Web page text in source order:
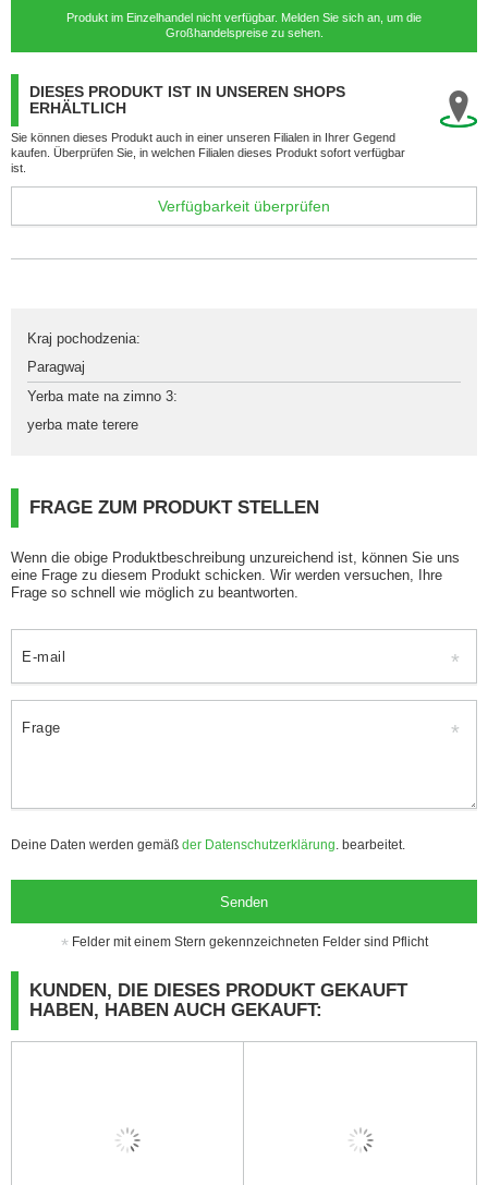
Produkt im Einzelhandel nicht verfügbar. Melden Sie sich an, um die
Großhandelspreise zu sehen.
DIESES PRODUKT IST IN UNSEREN SHOPS
ERHÄLTLICH
Sie können dieses Produkt auch in einer unseren Filialen in Ihrer Gegend
kaufen. Überprüfen Sie, in welchen Filialen dieses Produkt sofort verfügbar
ist.
Verfügbarkeit überprüfen
Kraj pochodzenia:
Paragwaj
Yerba mate na zimno 3:
yerba mate terere
FRAGE ZUM PRODUKT STELLEN
Wenn die obige Produktbeschreibung unzureichend ist, können Sie uns
eine Frage zu diesem Produkt schicken. Wir werden versuchen, Ihre
Frage so schnell wie möglich zu beantworten.
E-mail
Frage
Deine Daten werden gemäß der Datenschutzerklärung . bearbeitet.
Senden
Felder mit einem Stern gekennzeichneten Felder sind Pflicht
KUNDEN, DIE DIESES PRODUKT GEKAUFT
HABEN, HABEN AUCH GEKAUFT: